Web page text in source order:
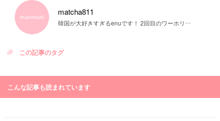
matcha811
韓国が大好きすぎるenuです！ 2回目のワーホリ準備中です♡
この記事のタグ
こんな記事も読まれています